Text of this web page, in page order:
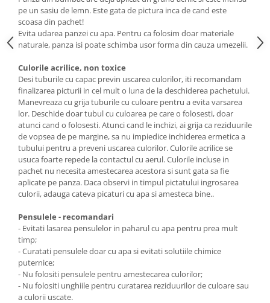
pe un sasiu de lemn. Este gata de pictura inca de cand este
scoasa din pachet!
Evita udarea panzei cu apa. Pentru ca folosim doar materiale
naturale, panza isi poate schimba usor forma din cauza umezelii.
Culorile acrilice, non toxice
Desi tuburile cu capac previn uscarea culorilor, iti recomandam
finalizarea picturii in cel mult o luna de la deschiderea pachetului.
Manevreaza cu grija tuburile cu culoare pentru a evita varsarea
lor. Deschide doar tubul cu culoarea pe care o folosesti, doar
atunci cand o folosesti. Atunci cand le inchizi, ai grija ca reziduurile
de vopsea de pe margine, sa nu impiedice inchiderea ermetica a
tubului pentru a preveni uscarea culorilor. Culorile acrilice se
usuca foarte repede la contactul cu aerul. Culorile incluse in
pachet nu necesita amestecarea acestora si sunt gata sa fie
aplicate pe panza. Daca observi in timpul pictatului ingrosarea
culorii, adauga cateva picaturi cu apa si amesteca bine..
Pensulele - recomandari
- Evitati lasarea pensulelor in paharul cu apa pentru prea mult
timp;
- Curatati pensulele doar cu apa si evitati solutiile chimice
puternice;
- Nu folositi pensulele pentru amestecarea culorilor;
- Nu folositi unghiile pentru curatarea reziduurilor de culoare sau
a culorii uscate.